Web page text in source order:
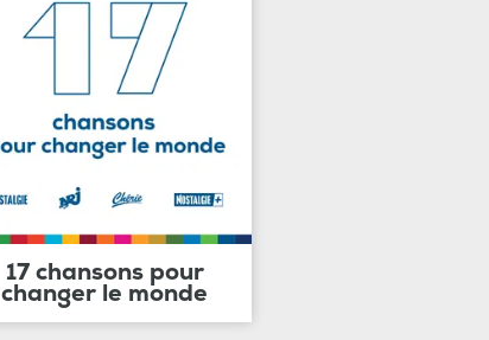
17 chansons pour
changer le monde